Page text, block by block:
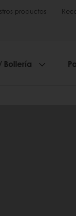
productos
Bollería